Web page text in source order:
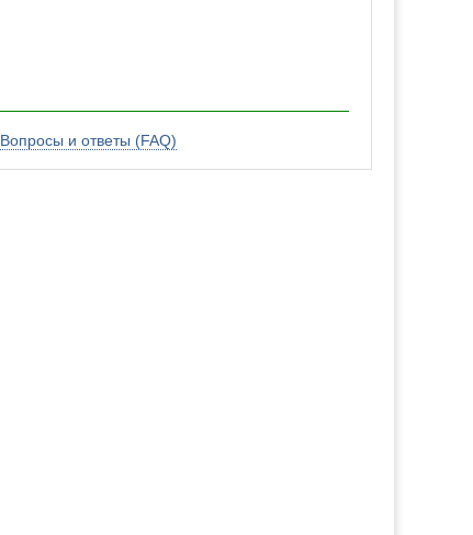
Вопросы и ответы (FAQ)